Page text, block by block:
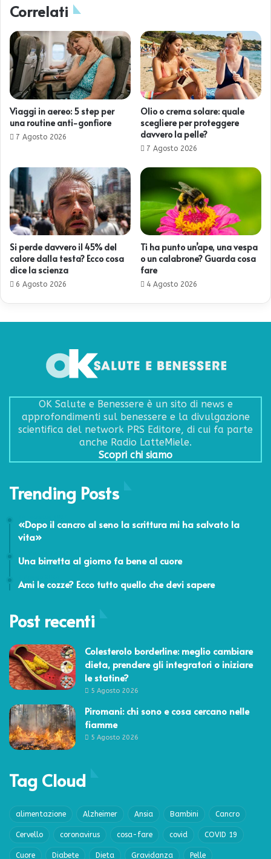
Correlati
Viaggi in aereo: 5 step per
una routine anti-gonfiore
7 Agosto 2026
Olio o crema solare: quale
scegliere per proteggere
davvero la pelle?
7 Agosto 2026
Si perde davvero il 45% del
calore dalla testa? Ecco cosa
dice la scienza
6 Agosto 2026
Ti ha punto un’ape, una vespa
o un calabrone? Guarda cosa
fare
4 Agosto 2026
OK Salute e Benessere è un sito di news e
approfondimenti sul benessere e la divulgazione
scientifica del network PRS Editore, di cui fa parte
anche Radio LatteMiele.
Scopri chi siamo
Trending Posts
«Dopo il cancro al seno la scrittura mi ha salvato la
vita»
Una birretta al giorno fa bene al cuore
Ami le cozze? Ecco tutto quello che devi sapere
Post recenti
Colesterolo borderline: meglio cambiare
dieta, prendere gli integratori o iniziare
le statine?
5 Agosto 2026
Piromani: chi sono e cosa cercano nelle
fiamme
5 Agosto 2026
Tag Cloud
alimentazione Alzheimer Ansia Bambini Cancro
Cervello coronavirus cosa-fare covid COVID 19
Cuore Diabete Dieta Gravidanza Pelle